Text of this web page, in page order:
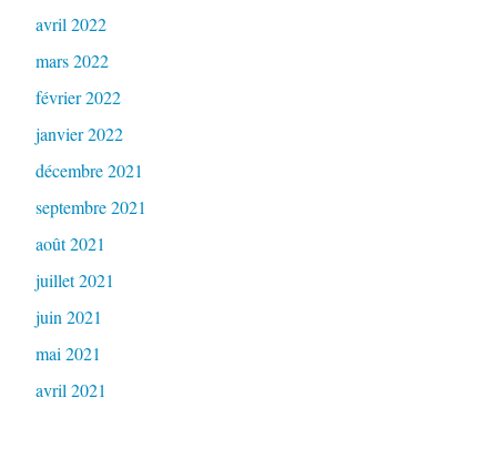
avril 2022
mars 2022
février 2022
janvier 2022
décembre 2021
septembre 2021
août 2021
juillet 2021
juin 2021
mai 2021
avril 2021